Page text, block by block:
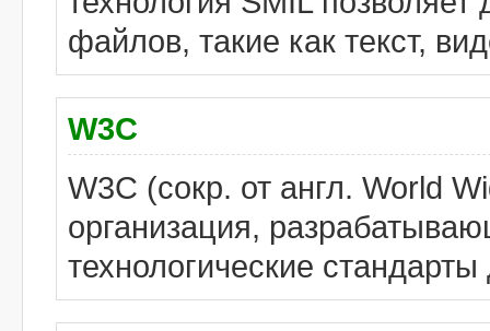
файлов, такие как текст,
W3C
W3C (сокр. от англ. World
организация,
технологические